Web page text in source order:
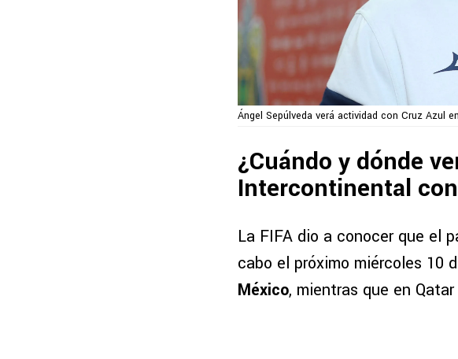
Ángel Sepúlveda verá actividad con Cruz Azul
¿Cuándo y dónde
Intercontinental
La FIFA dio a conocer que el
cabo el próximo miércoles 10
México, mientras que en